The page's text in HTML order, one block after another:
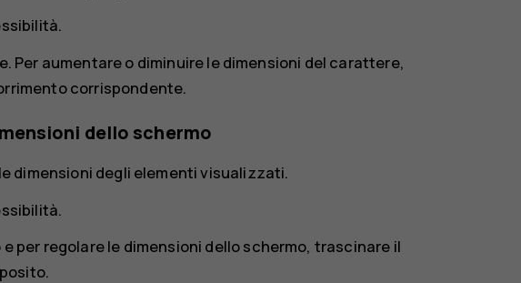
.
. Per aumentare o diminuire le dimensioni del carattere,
corrispondente.
dello schermo
dimensioni degli elementi visualizzati.
.
e per regolare le dimensioni dello schermo, trascinare il